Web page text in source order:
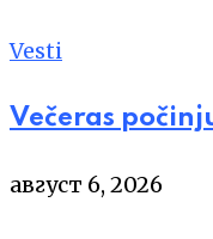
Vesti
Večeras
август 6, 2026